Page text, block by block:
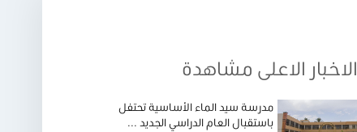
الاخبار الاعلى مشاهدة
مدرسة سيد الماء الأساسية تحتفل
باستقبال العام الدراسي الجديد ...